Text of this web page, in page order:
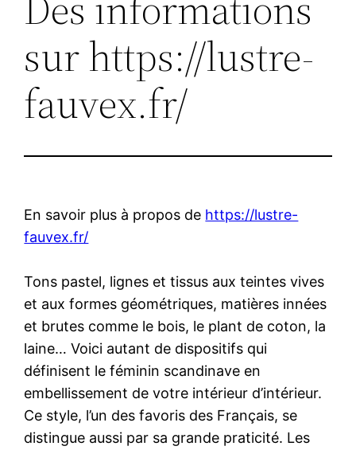
sur https://lustre-
fauvex.fr/
En savoir plus à propos de https://lustre-
fauvex.fr/
Tons pastel, lignes et tissus aux teintes vives
et aux formes géométriques, matières innées
et brutes comme le bois, le plant de coton, la
laine… Voici autant de dispositifs qui
définisent le féminin scandinave en
embellissement de votre intérieur d’intérieur.
Ce style, l’un des favoris des Français, se
distingue aussi par sa grande praticité. Les